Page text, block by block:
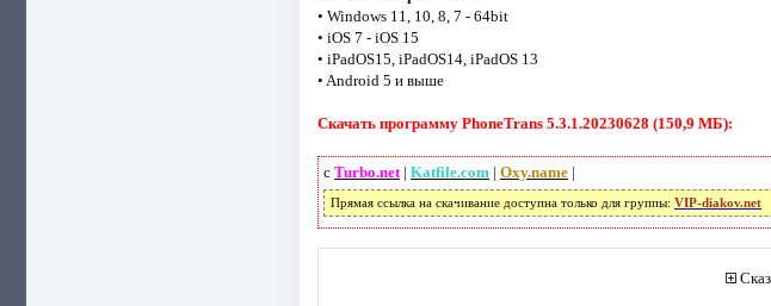
• Windows 11, 10, 8, 7 - 64bit
• iOS 7 - iOS 15
• iPadOS15, iPadOS14, iPadOS 13
• Android 5 и выше
Скачать программу PhoneTrans 5.3.1.20230628 (150,9 МБ):
с Turbo.net| Katfile.com | Oxy.name|
Прямая ссылка на скачивание доступна только для группы: VIP-diakov.net